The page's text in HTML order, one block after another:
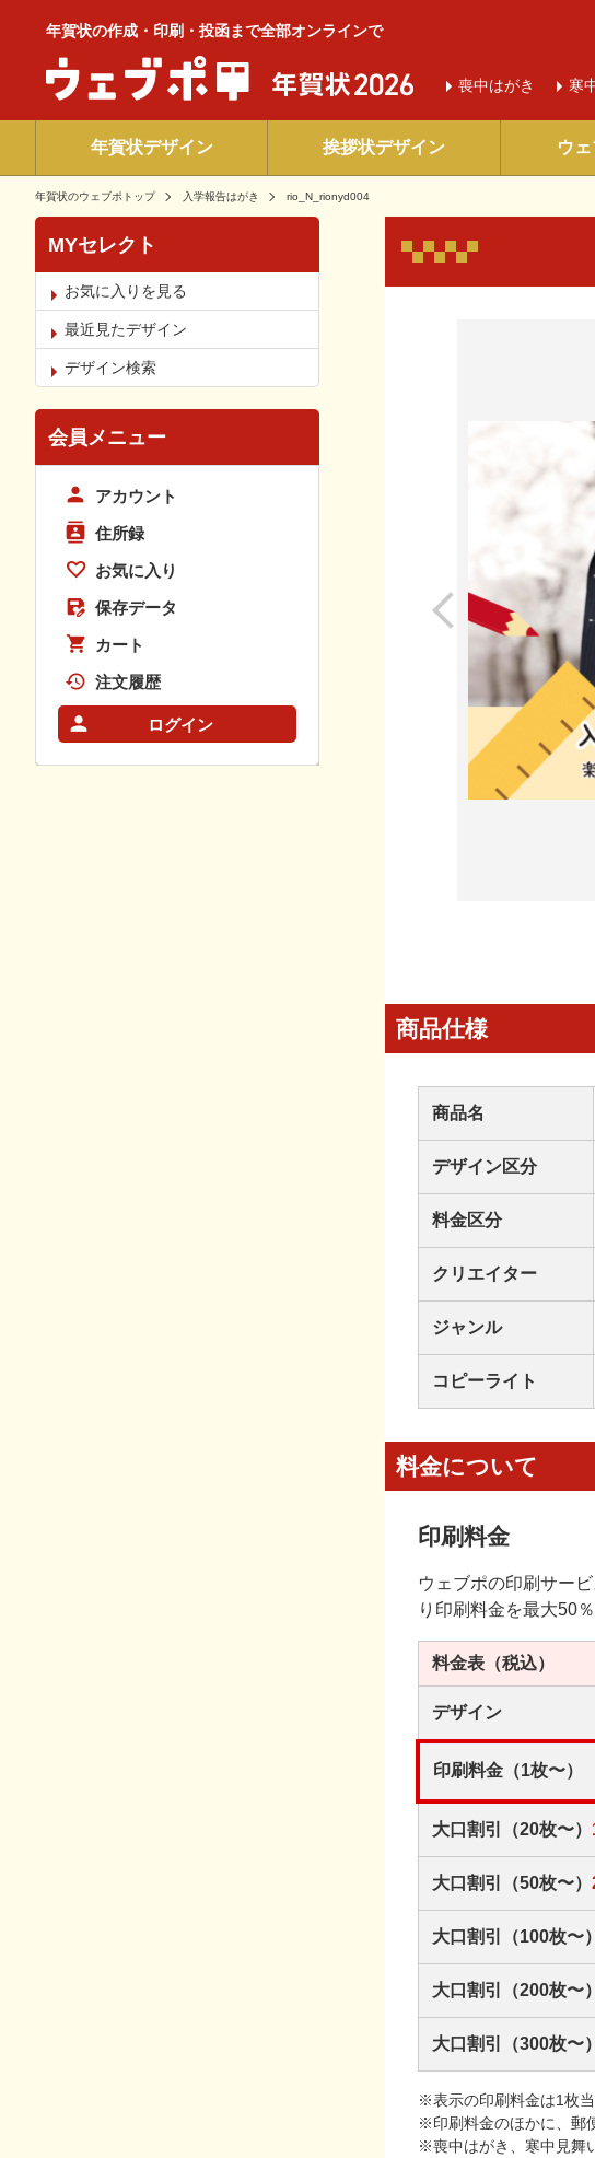
年賀状の作成・印刷・投函まで全部オンラインで
喪中はがき 寒
年賀状デザイン 挨拶状デザイン ウ
年賀状のウェブポトップ 入学報告はがき rio_N_rionyd004
商品仕様
商品名
デザイン区分
料金区分
クリエイター
ジャンル
コピーライト
料金について
印刷料金
ウェブポの印刷サー
り印刷料金を最大50
料金表 （税込）
デザイン
印刷料金（1枚〜）
大口割引（20枚〜）
大口割引（50枚〜）
大口割引（100枚〜）
大口割引（200枚〜）
大口割引（300枚〜）
※表示の印刷料金は1枚当
※印刷料金のほかに、郵
※喪中はがき、寒中見舞
MYセレクト
お気に入りを見る
最近見たデザイン
デザイン検索
会員メニュー
アカウント
住所録
お気に入り
保存データ
カート
注文履歴
ログイン